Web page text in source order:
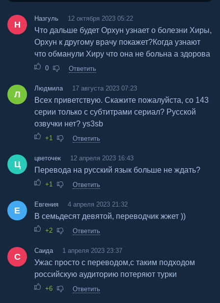
Н
Назгуль 12 октября 2023 05:22
Что дальше будет Орхун узнает о болезни Хиры,
Орхун к другому врачу покажет?Когда узнают
что обманули Хиру что она не больна а здорова
0 Ответить
Л
Людмила 17 августа 2023 07:23
Всех приветствую. Скажите пожалуйста, со 143
серии только с субтитрами сериал? Русской
озвучки нет? ys3sb
+1 Ответить
Ц
цветочек 12 апреля 2023 16:43
Перевода на русский язык больше не ждать?
+1 Ответить
Е
Евгения 4 апреля 2023 21:32
В семьдесят девятой, переводчик жжет ))
+2 Ответить
С
Саида 1 апреля 2023 23:37
Ужас просто с переводом,с таким подходом
российскую аудиторию потеряют турки
+6 Ответить